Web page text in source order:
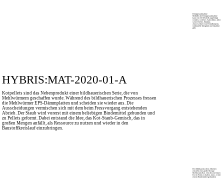
Röntgenaufnahme
Mithilfe der Röntgenaufnahme
kann ein 3D Modell angefertigt
werden, welches Aufschluss über
seine Dichte, Struktur,
Anwesenheit von Fremdkörpern,
strukturelle Integrität und ­Qualität
gibt.
HYBRIS:MAT-2020-01-A
Kotpellets sind das Nebenprodukt einer bildhauerischen Serie, die von
Mehlwürmern geschaffen wurde. Während des bildhauerischen Prozesses fressen
die Mehlwürmer EPS-Dämmplatten und scheiden sie wieder aus. Die
Ausscheidungen vermischen sich mit dem beim Fressvorgang entstehenden
Abrieb. Der Staub wird vorerst mit einem beliebigen Bindemittel gebunden und
zu Pellets geformt. Dabei entstand die Idee, das Kot-Staub-Gemisch, das in
großen Mengen anfällt, als Ressource zu nutzen und wieder in den
Baustoffkreislauf einzubringen.
Bei bildhauerischen Arbeiten
entsteht eine große Menge
Mehlwurm-Kot. Um diesen feinen
Kot in Form zu halten, muss er mit
einem Bindemittel gebunden